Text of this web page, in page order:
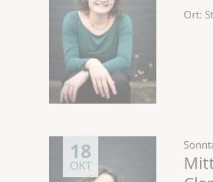
Ort:
18
OKT